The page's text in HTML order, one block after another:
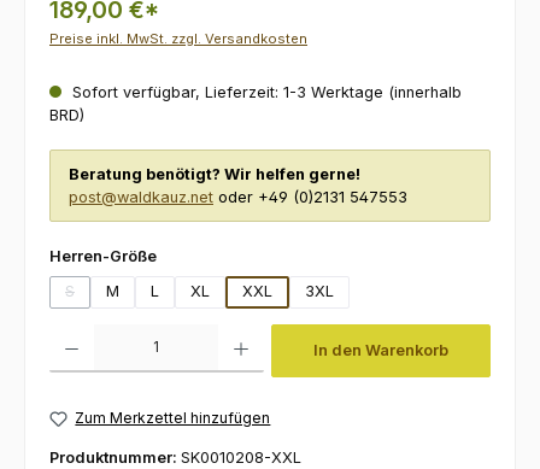
189,00 €*
Preise inkl. MwSt. zzgl. Versandkosten
Sofort verfügbar, Lieferzeit: 1-3 Werktage (innerhalb
BRD)
Beratung benötigt? Wir helfen gerne!
post@waldkauz.net oder +49 (0)2131 547553
Herren-Größeauswählen
S
(Diese Option ist zurzeit nicht verfügbar.)
M L XL XXL 3XL
In den Warenkorb
Zum Merkzettel hinzufügen
Produktnummer: SK0010208-XXL